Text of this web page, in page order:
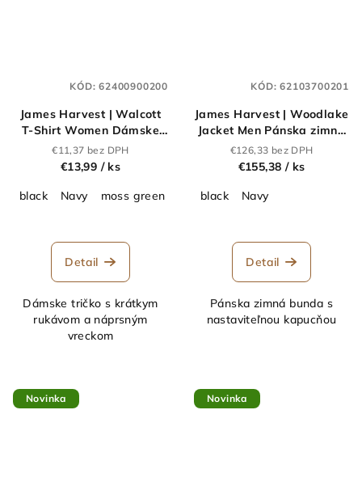
James Harvest | Walcott
T-Shirt Women Dámske
tričko "Two-Tone"_62.4009
€11,37 bez DPH
€13,99 / ks
black
Navy moss green
Detail
Dámske tričko s krátkym
rukávom a náprsným
vreckom
KÓD:62400900200
James Harvest | Woodlake
Jacket Men Pánska zimná
bunda "Woodlake
Heights"_62.1037
€126,33 bez DPH
€155,38 / ks
black
Navy
Detail
Pánska zimná bunda s
nastaviteľnou kapucňou
KÓD:62103700201
Novinka Novinka